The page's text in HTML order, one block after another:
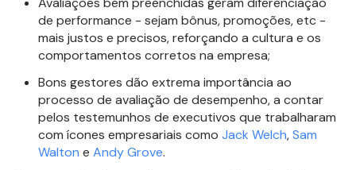
de performance - sejam bônus, promoções, etc -
mais justos e precisos, reforçando a cultura e os
comportamentos corretos na empresa;
Bons gestores dão extrema importância ao
processo de avaliação de desempenho, a contar
pelos testemunhos de executivos que trabalharam
com ícones empresariais como Jack Welch,Sam
Walton e Andy Grove.